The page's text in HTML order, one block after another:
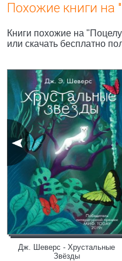
Похожие книги на
Книги похожие на
или скачать бесплатно
Дж. Шеверс - Хрустальные
Звёзды